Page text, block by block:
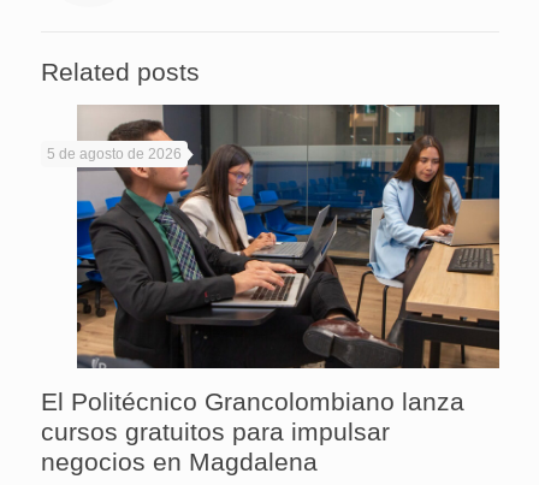
Related posts
5 de agosto de 2026
El Politécnico Grancolombiano lanza
cursos gratuitos para impulsar
negocios en Magdalena